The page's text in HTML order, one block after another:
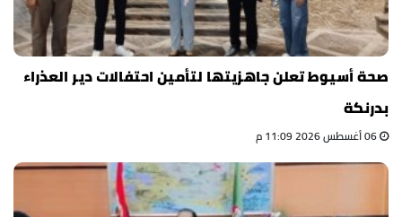
صحة أسيوط تعلن جاهزيتها لتأمين احتفالات دير العذراء
بدرنكة